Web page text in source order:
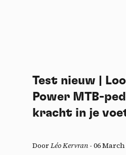
Test nieuw |
Power MTB-
kracht in je
DoorLéo Kervran - 06 March